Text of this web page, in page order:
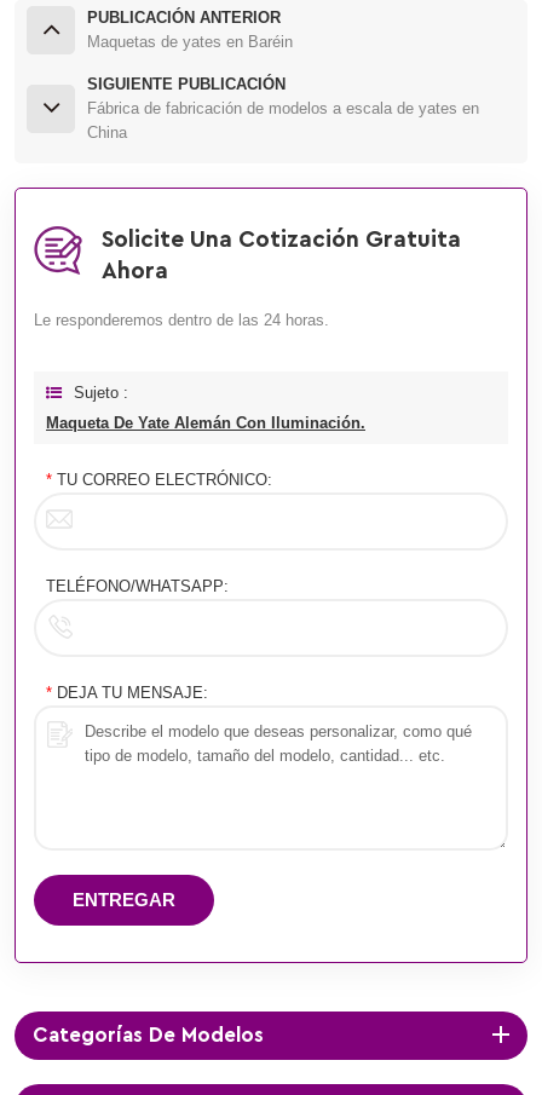
PUBLICACIÓN ANTERIOR
Maquetas de yates en Baréin
SIGUIENTE PUBLICACIÓN
Fábrica de fabricación de modelos a escala de yates en
China
Solicite Una Cotización Gratuita
Ahora
Le responderemos dentro de las 24 horas.
Sujeto :
Maqueta De Yate Alemán Con Iluminación.
* TU CORREO ELECTRÓNICO:
TELÉFONO/WHATSAPP:
* DEJA TU MENSAJE:
ENTREGAR
Categorías De Modelos